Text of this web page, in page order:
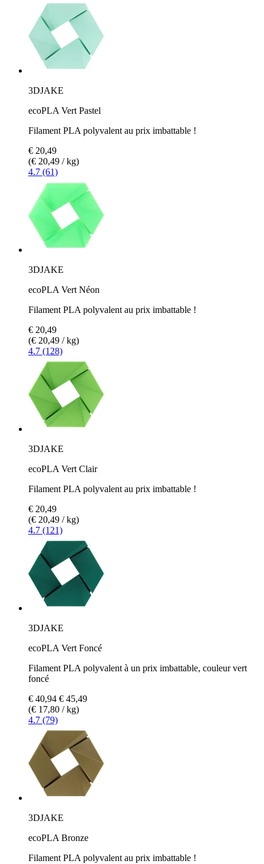
3DJAKE
ecoPLA Vert Pastel
Filament PLA polyvalent au prix imbattable !
€ 20,49
(€ 20,49 / kg)
4.7 (61)
3DJAKE
ecoPLA Vert Néon
Filament PLA polyvalent au prix imbattable !
€ 20,49
(€ 20,49 / kg)
4.7 (128)
3DJAKE
ecoPLA Vert Clair
Filament PLA polyvalent au prix imbattable !
€ 20,49
(€ 20,49 / kg)
4.7 (121)
3DJAKE
ecoPLA Vert Foncé
Filament PLA polyvalent à un prix imbattable, couleur vert
foncé
€ 40,94 € 45,49
(€ 17,80 / kg)
4.7 (79)
3DJAKE
ecoPLA Bronze
Filament PLA polyvalent au prix imbattable !